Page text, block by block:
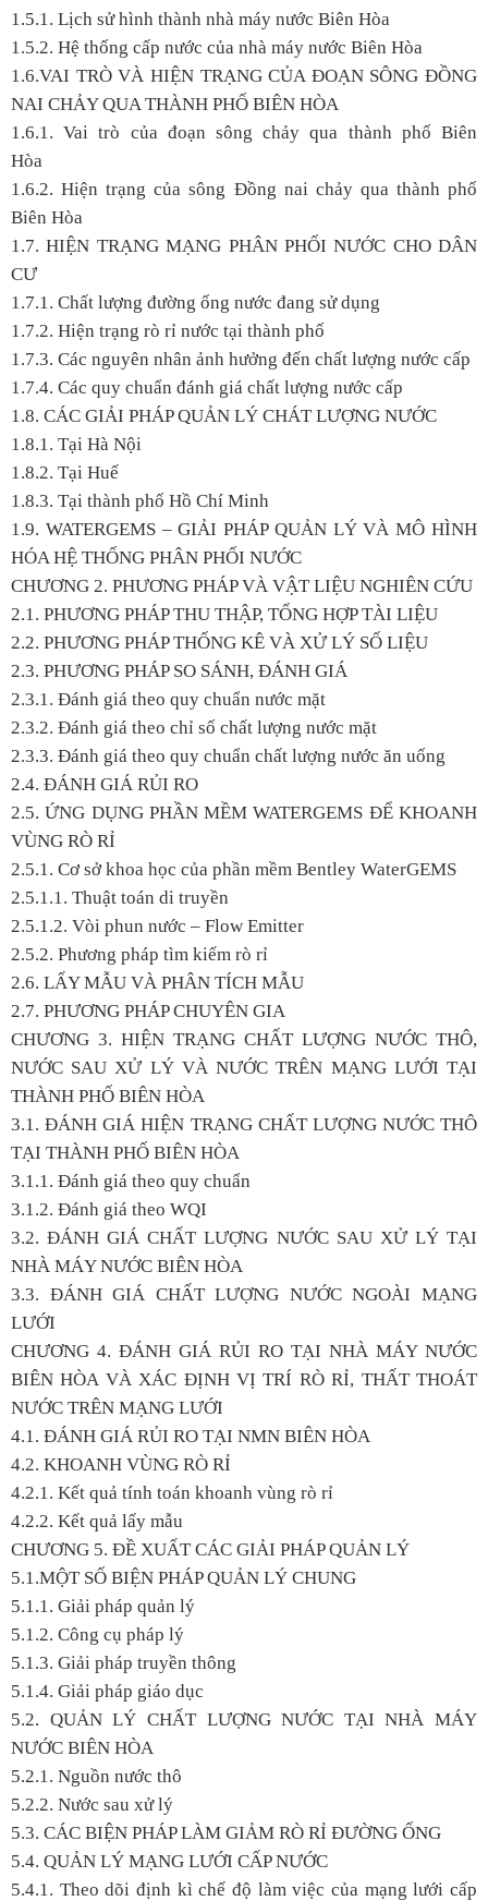
1.5.1. Lịch sử hình thành nhà máy nước Biên Hòa
1.5.2. Hệ thống cấp nước của nhà máy nước Biên Hòa
1.6.VAI TRÒ VÀ HIỆN TRẠNG CỦA ĐOẠN SÔNG ĐỒNG
NAI CHẢY QUA THÀNH PHỐ BIÊN HÒA
1.6.1. Vai trò của đoạn sông chảy qua thành phố Biên
Hòa
1.6.2. Hiện trạng của sông Đồng nai chảy qua thành phố
Biên Hòa
1.7. HIỆN TRẠNG MẠNG PHÂN PHỐI NƯỚC CHO DÂN
CƯ
1.7.1. Chất lượng đường ống nước đang sử dụng
1.7.2. Hiện trạng rò rỉ nước tại thành phố
1.7.3. Các nguyên nhân ảnh hưởng đến chất lượng nước cấp
1.7.4. Các quy chuẩn đánh giá chất lượng nước cấp
1.8. CÁC GIẢI PHÁP QUẢN LÝ CHÁT LƯỢNG NƯỚC
1.8.1. Tại Hà Nội
1.8.2. Tại Huế
1.8.3. Tại thành phố Hồ Chí Minh
1.9. WATERGEMS – GIẢI PHÁP QUẢN LÝ VÀ MÔ HÌNH
HÓA HỆ THỐNG PHÂN PHỐI NƯỚC
CHƯƠNG 2. PHƯƠNG PHÁP VÀ VẬT LIỆU NGHIÊN CỨU
2.1. PHƯƠNG PHÁP THU THẬP, TỔNG HỢP TÀI LIỆU
2.2. PHƯƠNG PHÁP THỐNG KÊ VÀ XỬ LÝ SỐ LIỆU
2.3. PHƯƠNG PHÁP SO SÁNH, ĐÁNH GIÁ
2.3.1. Đánh giá theo quy chuẩn nước mặt
2.3.2. Đánh giá theo chỉ số chất lượng nước mặt
2.3.3. Đánh giá theo quy chuẩn chất lượng nước ăn uống
2.4. ĐÁNH GIÁ RỦI RO
2.5. ỨNG DỤNG PHẦN MỀM WATERGEMS ĐỂ KHOANH
VÙNG RÒ RỈ
2.5.1. Cơ sở khoa học của phần mềm Bentley WaterGEMS
2.5.1.1. Thuật toán di truyền
2.5.1.2. Vòi phun nước – Flow Emitter
2.5.2. Phương pháp tìm kiếm rò rỉ
2.6. LẤY MẪU VÀ PHÂN TÍCH MẪU
2.7. PHƯƠNG PHÁP CHUYÊN GIA
CHƯƠNG 3. HIỆN TRẠNG CHẤT LƯỢNG NƯỚC THÔ,
NƯỚC SAU XỬ LÝ VÀ NƯỚC TRÊN MẠNG LƯỚI TẠI
THÀNH PHỐ BIÊN HÒA
3.1. ĐÁNH GIÁ HIỆN TRẠNG CHẤT LƯỢNG NƯỚC THÔ
TẠI THÀNH PHỐ BIÊN HÒA
3.1.1. Đánh giá theo quy chuẩn
3.1.2. Đánh giá theo WQI
3.2. ĐÁNH GIÁ CHẤT LƯỢNG NƯỚC SAU XỬ LÝ TẠI
NHÀ MÁY NƯỚC BIÊN HÒA
3.3. ĐÁNH GIÁ CHẤT LƯỢNG NƯỚC NGOÀI MẠNG
LƯỚI
CHƯƠNG 4. ĐÁNH GIÁ RỦI RO TẠI NHÀ MÁY NƯỚC
BIÊN HÒA VÀ XÁC ĐỊNH VỊ TRÍ RÒ RỈ, THẤT THOÁT
NƯỚC TRÊN MẠNG LƯỚI
4.1. ĐÁNH GIÁ RỦI RO TẠI NMN BIÊN HÒA
4.2. KHOANH VÙNG RÒ RỈ
4.2.1. Kết quả tính toán khoanh vùng rò rỉ
4.2.2. Kết quả lấy mẫu
CHƯƠNG 5. ĐỀ XUẤT CÁC GIẢI PHÁP QUẢN LÝ
5.1.MỘT SỐ BIỆN PHÁP QUẢN LÝ CHUNG
5.1.1. Giải pháp quản lý
5.1.2. Công cụ pháp lý
5.1.3. Giải pháp truyền thông
5.1.4. Giải pháp giáo dục
5.2. QUẢN LÝ CHẤT LƯỢNG NƯỚC TẠI NHÀ MÁY
NƯỚC BIÊN HÒA
5.2.1. Nguồn nước thô
5.2.2. Nước sau xử lý
5.3. CÁC BIỆN PHÁP LÀM GIẢM RÒ RỈ ĐƯỜNG ỐNG
5.4. QUẢN LÝ MẠNG LƯỚI CẤP NƯỚC
5.4.1. Theo dõi định kì chế độ làm việc của mạng lưới cấp